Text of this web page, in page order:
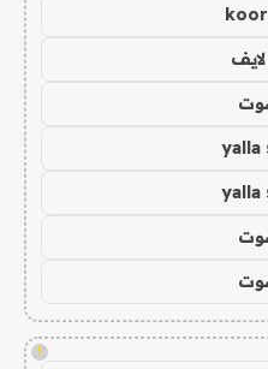
yalla
yalla
!